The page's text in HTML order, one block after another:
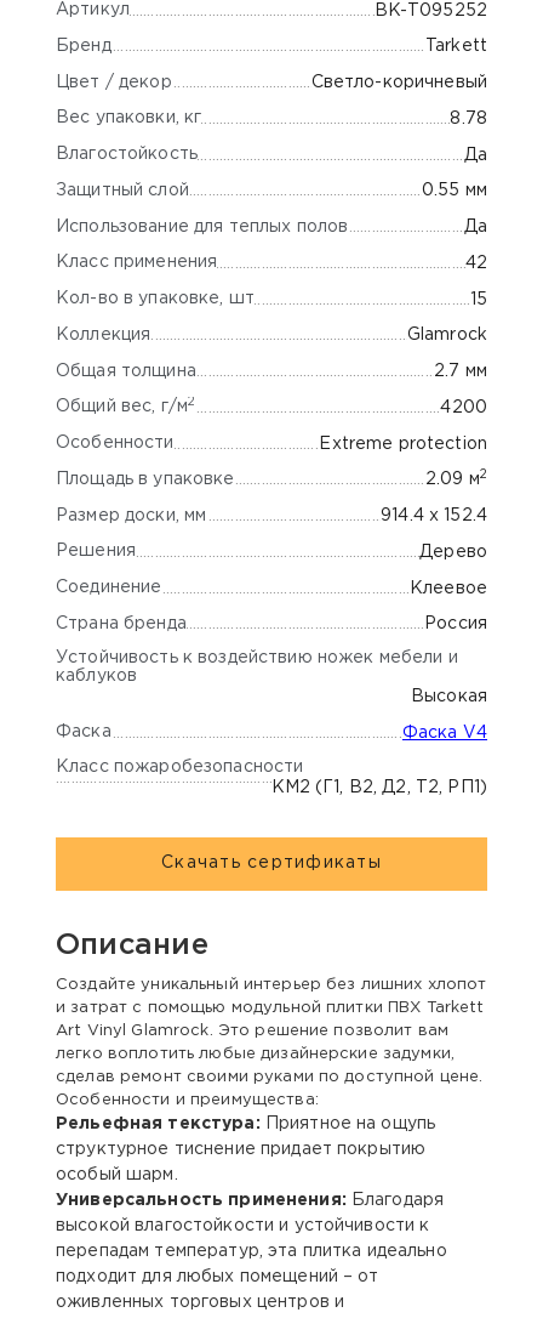
Артикул BK-Т095252
Бренд Tarkett
Цвет / декор Светло-коричневый
Вес упаковки, кг 8.78
Влагостойкость Да
Защитный слой 0.55 мм
Использование для теплых полов Да
Класс применения 42
Кол-во в упаковке, шт 15
Коллекция Glamrock
Общая толщина 2.7 мм
Общий вес, г/м 2 4200
Особенности Extreme protection
Площадь в упаковке 2.09 м 2
Размер доски, мм 914.4 х 152.4
Решения Дерево
Соединение Клеевое
Страна бренда Россия
Устойчивость к воздействию ножек мебели и
каблуков
Высокая
Фаска Фаска V4
Класс пожаробезопасности
КМ2 (Г1, В2, Д2, Т2, РП1)
Скачать сертификаты
Описание
Создайте уникальный интерьер без лишних хлопот
и затрат с помощью модульной плитки ПВХ Tarkett
Art Vinyl Glamrock. Это решение позволит вам
легко воплотить любые дизайнерские задумки,
сделав ремонт своими руками по доступной цене.
Особенности и преимущества:
Рельефная текстура: Приятное на ощупь
структурное тиснение придает покрытию
особый шарм.
Универсальность применения: Благодаря
высокой влагостойкости и устойчивости к
перепадам температур, эта плитка идеально
подходит для любых помещений – от
оживленных торговых центров и